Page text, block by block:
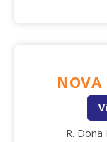
NOVA
R. Dona